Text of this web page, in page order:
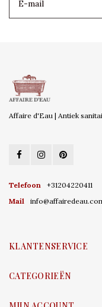
Affaire d'Eau | Antiek
Telefoon
+31204220411
Mail
KLANTENSERVICE
CATEGORIEËN